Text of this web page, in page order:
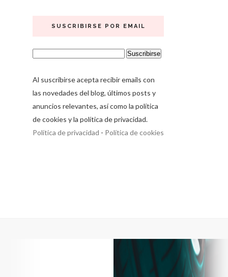
SUSCRIBIRSE POR EMAIL
Al suscribirse acepta recibir emails con
las novedades del blog, últimos posts y
anuncios relevantes, así como la política
de cookies y la política de privacidad.
Política de privacidad - Política de cookies